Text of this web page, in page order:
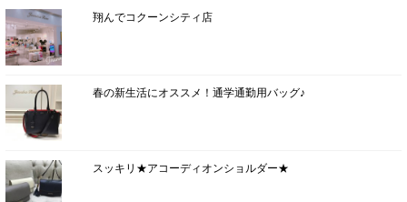
翔んでコクーンシティ店
春の新生活にオススメ！通学通勤用バッグ♪
スッキリ★アコーディオンショルダー★